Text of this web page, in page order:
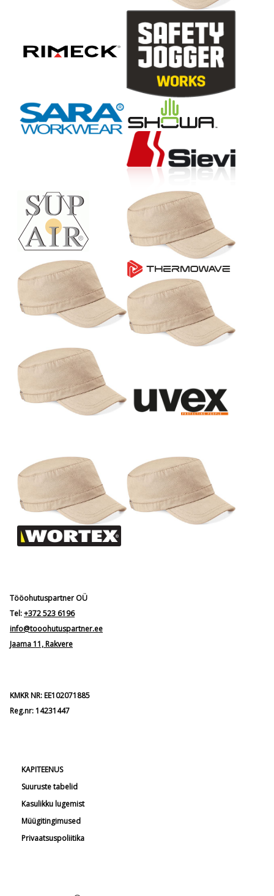
Tööohutuspartner OÜ
Tel:+372 523 6196
info@tooohutuspartner.ee
Jaama 11, Rakvere
KMKR NR: EE102071885
Reg.nr: 14231447
KAPITEENUS
Suuruste tabelid
Kasulikku lugemist
Müügitingimused
Privaatsuspoliitika